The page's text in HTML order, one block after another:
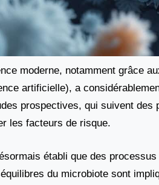
moderne, notamment grâce
artificielle), a
prospectives, qui suivent
les facteurs de risque.
établi que des
du microbiote sont